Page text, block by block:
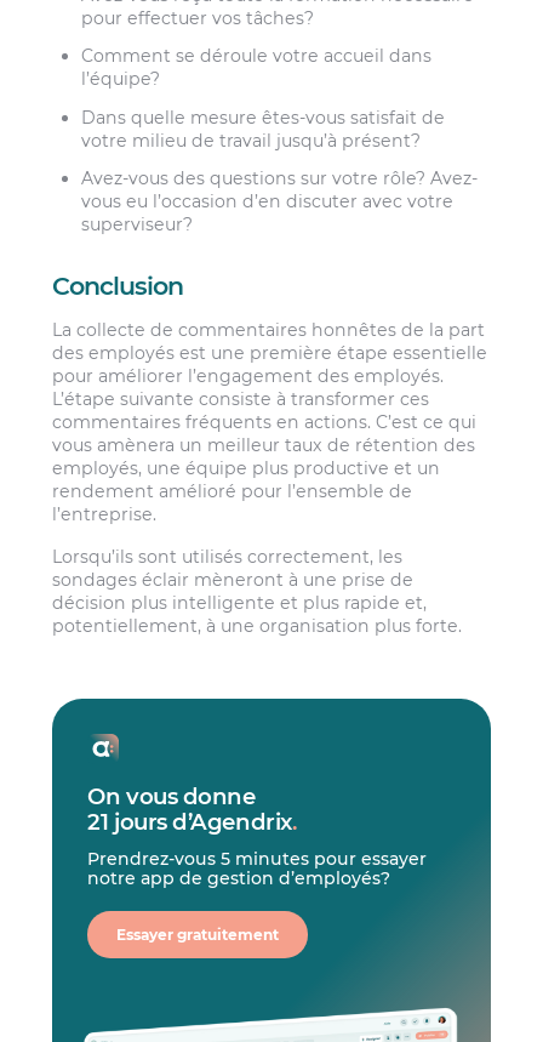
pour effectuer vos tâches?
Comment se déroule votre accueil dans
l’équipe?
Dans quelle mesure êtes-vous satisfait de
votre milieu de travail jusqu’à présent?
Avez-vous des questions sur votre rôle? Avez-
vous eu l’occasion d’en discuter avec votre
superviseur?
Conclusion
La collecte de commentaires honnêtes de la part
des employés est une première étape essentielle
pour améliorer l’engagement des employés.
L’étape suivante consiste à transformer ces
commentaires fréquents en actions. C’est ce qui
vous amènera un meilleur taux de rétention des
employés, une équipe plus productive et un
rendement amélioré pour l’ensemble de
l’entreprise.
Lorsqu’ils sont utilisés correctement, les
sondages éclair mèneront à une prise de
décision plus intelligente et plus rapide et,
potentiellement, à une organisation plus forte.
On vous donne
21 jours d’Agendrix.
Prendrez-vous 5 minutes pour essayer
notre app de gestion d’employés?
Essayer gratuitement